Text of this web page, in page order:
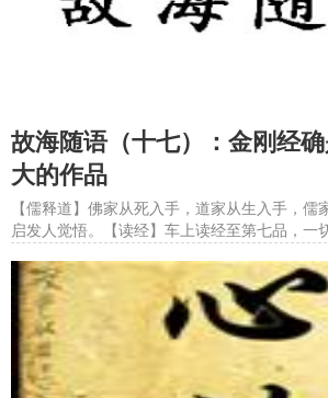
故海随语（十七）：金刚经
大的作品
【儒释道】佛家从死入手，道家从生入手，儒
启发人觉悟。【读经】车上读经至第七品，一
量，且文学优美。【易】自己不变，则否。贵
变，则不遇贵人。故，时而易。【义务】国家